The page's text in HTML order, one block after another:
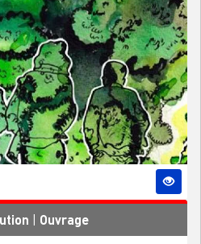
Ouvrage